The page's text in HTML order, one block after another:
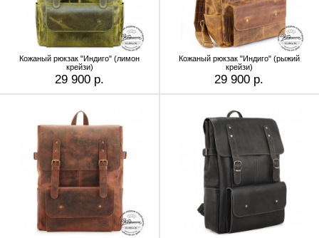
Кожаный рюкзак "Индиго" (лимон
крейзи)
29 900 р.
Кожаный рюкзак "Индиго" (рыжий
крейзи)
29 900 р.